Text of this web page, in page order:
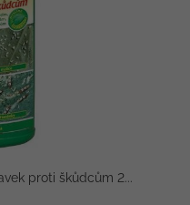
proti škůdcům 2...